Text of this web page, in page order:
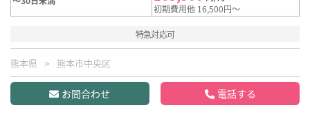
初期費用他 16,500円～
特急対応可
熊本県 熊本市中央区
お問合わせ 電話する